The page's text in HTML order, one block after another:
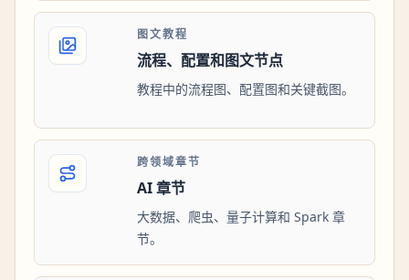
图文教程
流程、配置和图文节点
教程中的流程图、配置图和关键截图。
跨领域章节
AI 章节
大数据、爬虫、量子计算和 Spark 章
节。